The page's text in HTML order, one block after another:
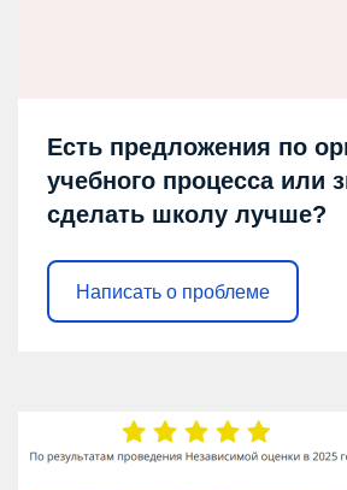
Есть предложения по
учебного процесса или
сделать школу лучше?
Написать о проблеме